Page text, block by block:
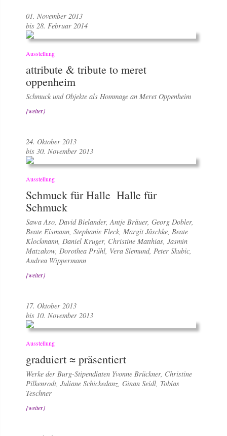
01. November 2013
bis 28. Februar 2014
Ausstellung
attribute & tribute to meret
oppenheim
Schmuck und Objekte als Hommage an Meret Oppenheim
{weiter}
24. Oktober 2013
bis 30. November 2013
Ausstellung
Schmuck für Halle  Halle für
Schmuck
Sawa Aso, David Bielander, Antje Bräuer, Georg Dobler,
Beate Eismann, Stephanie Fleck, Margit Jäschke, Beate
Klockmann, Daniel Kruger, Christine Matthias, Jasmin
Matzakow, Dorothea Prühl, Vera Siemund, Peter Skubic,
Andrea Wippermann
{weiter}
17. Oktober 2013
bis 10. November 2013
Ausstellung
graduiert ≈ präsentiert
Werke der Burg-Stipendiaten Yvonne Brückner, Christine
Pilkenrodt, Juliane Schickedanz, Ginan Seidl, Tobias
Teschner
{weiter}